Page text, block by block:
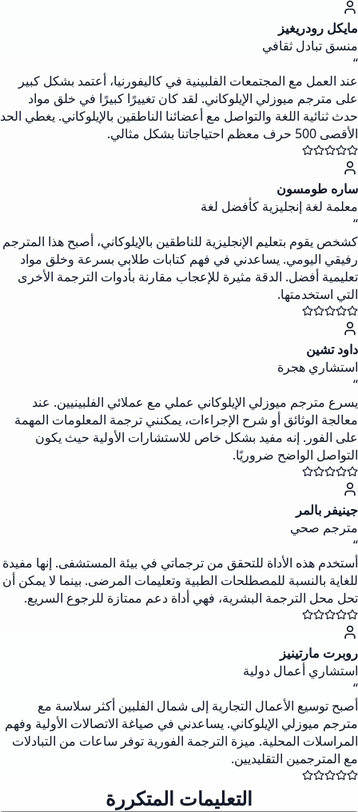
مايكل رودريغيز
منسق تبادل ثقافي
“
عند العمل مع المجتمعات الفلبينية في كاليفورنيا، أعتمد بشكل كبير
على مترجم ميوزلي الإيلوكاني. لقد كان تغييرًا كبيرًا في خلق مواد
حدث ثنائية اللغة والتواصل مع أعضائنا الناطقين بالإيلوكاني. يغطي الحد
الأقصى 500 حرف معظم احتياجاتنا بشكل مثالي.
ساره طومسون
معلمة لغة إنجليزية كأفضل لغة
“
كشخص يقوم بتعليم الإنجليزية للناطقين بالإيلوكاني، أصبح هذا المترجم
رفيقي اليومي. يساعدني في فهم كتابات طلابي بسرعة وخلق مواد
تعليمية أفضل. الدقة مثيرة للإعجاب مقارنة بأدوات الترجمة الأخرى
التي استخدمتها.
داود تشين
استشاري هجرة
“
يسرع مترجم ميوزلي الإيلوكاني عملي مع عملائي الفلبينيين. عند
معالجة الوثائق أو شرح الإجراءات، يمكنني ترجمة المعلومات المهمة
على الفور. إنه مفيد بشكل خاص للاستشارات الأولية حيث يكون
التواصل الواضح ضروريًا.
جينيفر بالمر
مترجم صحي
“
أستخدم هذه الأداة للتحقق من ترجماتي في بيئة المستشفى. إنها مفيدة
للغاية بالنسبة للمصطلحات الطبية وتعليمات المرضى. بينما لا يمكن أن
تحل محل الترجمة البشرية، فهي أداة دعم ممتازة للرجوع السريع.
روبرت مارتينيز
استشاري أعمال دولية
“
أصبح توسيع الأعمال التجارية إلى شمال الفلبين أكثر سلاسة مع
مترجم ميوزلي الإيلوكاني. يساعدني في صياغة الاتصالات الأولية وفهم
المراسلات المحلية. ميزة الترجمة الفورية توفر ساعات من التبادلات
مع المترجمين التقليديين.
التعليمات المتكررة